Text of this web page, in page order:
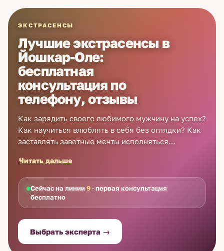
ЭКСТРАСЕНСЫ
Лучшие экстрасенсы в
Йошкар-Оле:
бесплатная
консультация по
телефону, отзывы
Как зарядить своего любимого мужчину на успех?
Как научиться влюблять в себя без оглядки? Как
заставлять заветные мечты исполняться
лучшие экстрасенсы в Йошкар-Оле. Читайте
отзывы о практикующих экспертах на Astro7.ru
и звоните им прямо сейчас. Каждый новый клиент
получает первую консультацию бесплатно,
вторую и последующие — недорого и по цене,
доступной каждому. Экстрасенсы осуществляют
прием по телефону в удобное для клиентов
время: утром перед работой, в обеденный
Читать дальше
Сейчас на линии9 · первая консультация
бесплатно
Выбрать эксперта →